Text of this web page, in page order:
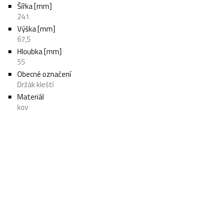
Šířka [mm]
241
Výška [mm]
67,5
Hloubka [mm]
55
Obecné označení
Držák kleští
Materiál
kov